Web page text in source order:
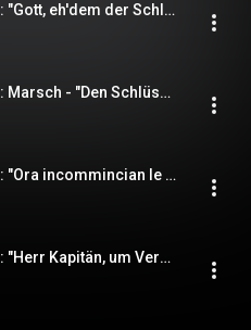
Arlecchino, Op. 50, Pt. 1: "Gott, eh'dem der Schlachten" (Abbate, Dottore, Matteo) (feat. Fritz Ollendorff, Geraint Evans & Ian Wallace)
Arlecchino, Op. 50, Pt. 2: Marsch - "Den Schlüssel liess ich mir nachfertigen" (Arlecchino, Matteo) (feat. Ian Wallace & Kurt Gester)
Arlecchino, Op. 50, Pt. 2: "Ora incommincian le dolenti note" (Matteo, Arlecchino) (feat. Ian Wallace & Kurt Gester)
Arlecchino, Op. 50, Pt. 3: "Herr Kapitän, um Vergebung..." (Arlecchino, Colombina) (feat. Elaine Malbin & Kurt Gester)